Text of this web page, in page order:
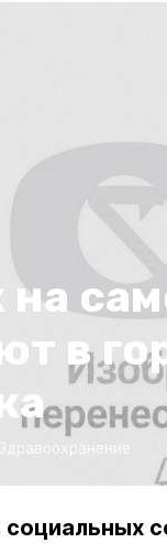
на
в
социальных